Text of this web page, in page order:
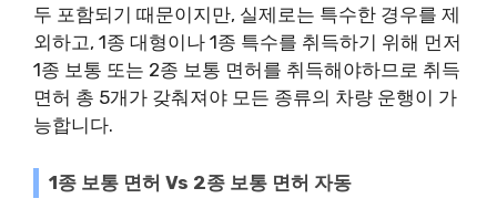
두 포함되기 때문이지만, 실제로는 특수한 경우를 제
외하고, 1종 대형이나 1종 특수를 취득하기 위해 먼저
1종 보통 또는 2종 보통 면허를 취득해야하므로 취득
면허 총 5개가 갖춰져야 모든 종류의 차량 운행이 가
능합니다.
1종 보통 면허 Vs 2종 보통 면허 자동